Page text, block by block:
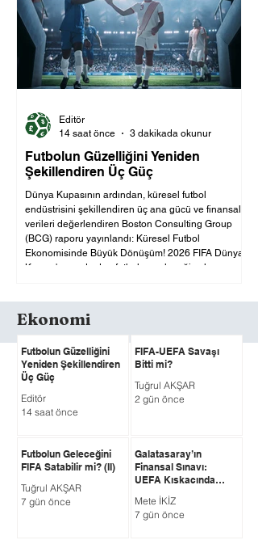
Futbolun Güzelliğini Yeniden
Şekillendiren Üç Güç
Dünya Kupasının ardından, küresel futbol
endüstrisini şekillendiren üç ana gücü ve finansal
verileri değerlendiren Boston Consulting Group
(BCG) raporu yayınlandı: Küresel Futbol
Ekonomisinde Büyük Dönüşüm! 2026 FIFA Dünya
Kupası'nın ardından futbolun geleceği yalnızca
Boston Consulting Group (BCG) tarafından
hazırlanan "The Three Forces Reshaping the
Beautiful Game" (Futbolu Yeniden
Editör
14 saat önce
3 dakikada okunur
Ekonomi
Futbolun Güzelliğini
Yeniden Şekillendiren
Üç Güç
Editör
14 saat önce
FIFA-UEFA Savaşı
Bitti mi?
Tuğrul AKŞAR
2 gün önce
Futbolun Geleceğini
FIFA Satabilir mi? (II)
Tuğrul AKŞAR
7 gün önce
Galatasaray’ın
Finansal Sınavı:
UEFA Kıskacında
Güçlü Gelir Modeli
mi?
Mete İKİZ
7 gün önce